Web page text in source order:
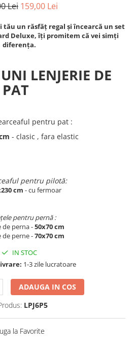
6
Regal,
1
Lei 159,00 Lei
un răsfăț regal și încearcă un set
Deluxe, îți promitem că vei simți
diferența.
LENJERIE DE
PAT
pentru pat :
- clasic , fara elastic
pentru pilotă:
cm - cu fermoar
pentru pernă :
de perna -50x70 cm
de perne -70x70 cm
IN STOC
1-3 zile lucratoare
ADAUGA IN COS
LPJ6P5
la Favorite